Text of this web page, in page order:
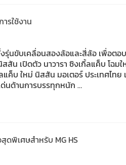
รใช้งาน
รุ่นขับเคลื่อนสองล้อและสี่ล้อ เพื่อตอบ
น เปิดตัว นาวารา ซิงเกิ้ลแค็บ โฉมใ
ค็บ ใหม่ นิสสัน มอเตอร์ ประเทศไทย
ด่นด้านการบรรทุกหนัก …
ดพิเศษสำหรับ MG HS